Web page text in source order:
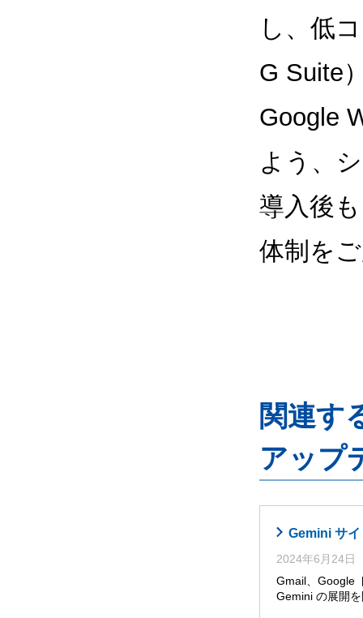
し、低
G Suite
Google
よう、
導入後
体制を
関連す
アップ
Gemini サ
2024年6月24日
Gmail、Google
Gemini の展開